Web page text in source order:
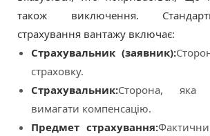
також виключення.
страхування вантажу включає:
Страхувальник (заявник):
страховку.
Страхувальник:Сторона,
вимагати компенсацію.
Предмет страхування: